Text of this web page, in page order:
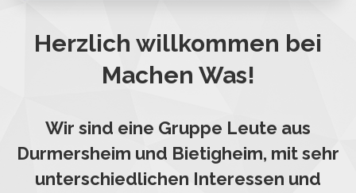
Herzlich willkommen bei
Machen Was!
Wir sind eine Gruppe Leute aus
Durmersheim und Bietigheim, mit sehr
unterschiedlichen Interessen und